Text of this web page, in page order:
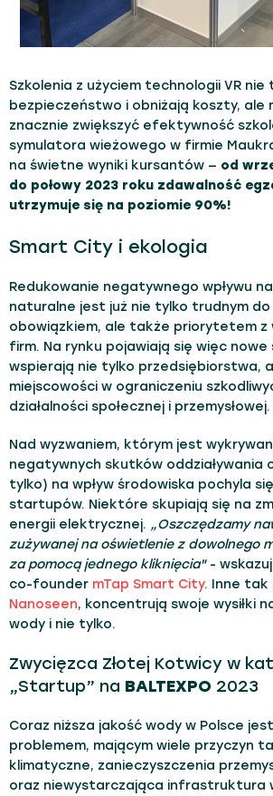
Szkolenia z użyciem technologii VR nie
bezpieczeństwo i obniżają koszty, ale
znacznie zwiększyć efektywność
symulatora wieżowego w firmie
na świetne wyniki kursantów — od
do połowy 2023 roku zdawalność
utrzymuje się na poziomie 90%!
Smart City i ekologia
Redukowanie negatywnego wpływu
naturalne jest już nie tylko trudnym do
obowiązkiem, ale także priorytetem z
firm. Na rynku pojawiają się więc
wspierają nie tylko przedsiębiorstwa,
miejscowości w ograniczeniu
działalności społecznej i przemysłowej.
Nad wyzwaniem, którym jest
negatywnych skutków oddziaływania
tylko) na wpływ środowiska pochyla
startupów. Niektóre skupiają się na
energii elektrycznej. „Oszczędzamy
zużywanej na oświetlenie z dowolnego
za pomocą jednego kliknięcia" -
co-founder mTap Smart City. Inne tak
Nanoseen, koncentrują swoje wysiłki
wody i nie tylko.
Zwycięzca Złotej Kotwicy w
„Startup” na BALTEXPO 2023
Coraz niższa jakość wody w Polsce
problemem, mającym wiele przyczyn
klimatyczne, zanieczyszczenia
oraz niewystarczająca infrastruktura